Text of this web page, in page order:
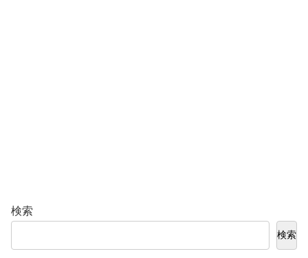
検索
検索